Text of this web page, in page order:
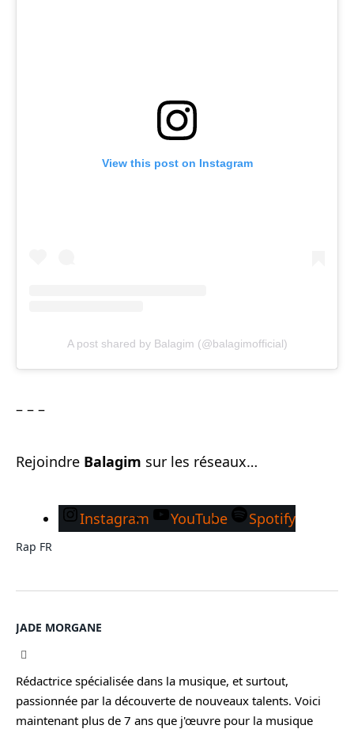
View this post on Instagram
A post shared by Balagim (@balagimofficial)
– – –
Rejoindre Balagim sur les réseaux…
Instagram YouTube Spotify
Rap FR
JADE MORGANE
Rédactrice spécialisée dans la musique, et surtout,
passionnée par la découverte de nouveaux talents. Voici
maintenant plus de 7 ans que j'œuvre pour la musique